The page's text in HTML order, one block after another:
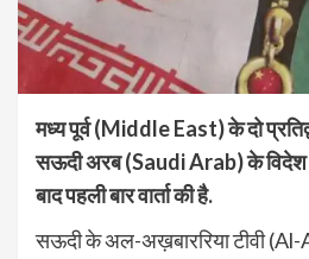
मध्य पूर्व (Middle East) के दो
सऊदी अरब (Saudi Arab) के विदेश
बाद पहली बार वार्ता की है.
सऊदी के अल-अख़बाररिया टीवी